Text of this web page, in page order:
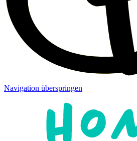
Navigation überspringen